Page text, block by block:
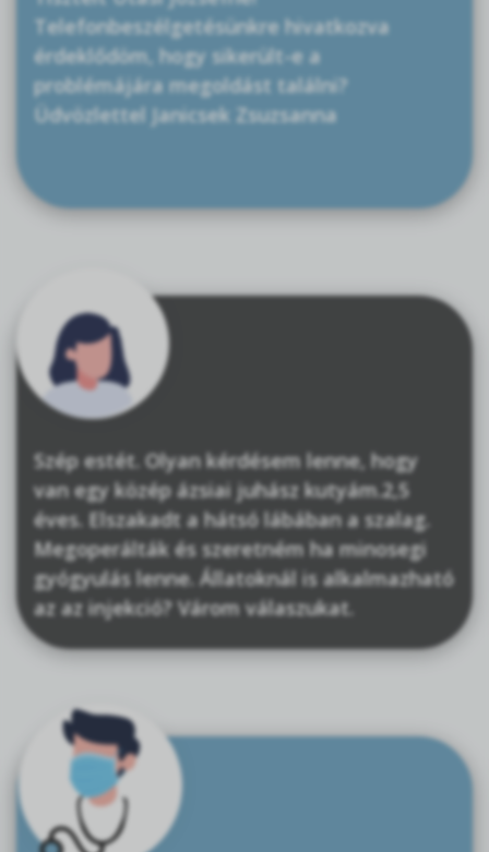
Telefonbeszélgetésünkre hivatkozva
érdeklődöm, hogy sikerült-e a
problémájára megoldást találni?
Üdvözlettel Janicsek Zsuzsanna
Szép estét. Olyan kérdésem lenne, hogy
van egy közép ázsiai juhász kutyám.2,5
éves. Elszakadt a hátsó lábában a szalag.
Megoperálták és szeretném ha minosegi
gyógyulás lenne. Állatoknál is alkalmazható
az az injekció? Várom válaszukat.